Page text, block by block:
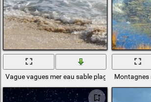
Vague vagues mer eau sable plage côte ciel
Montagnes